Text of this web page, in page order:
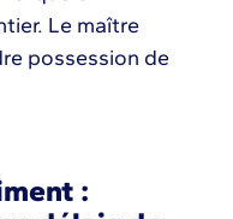
Le maître
possession de
: